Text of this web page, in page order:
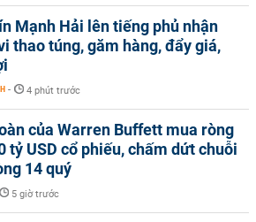
Mạnh Hải lên tiếng phủ nhận
thao túng, găm hàng, đẩy giá,
- 4 phút trước
của Warren Buffett mua ròng
tỷ USD cổ phiếu, chấm dứt chuỗi
14 quý
5 giờ trước